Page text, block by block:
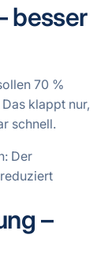
besser
70 %
klappt nur,
schnell.
Der
–